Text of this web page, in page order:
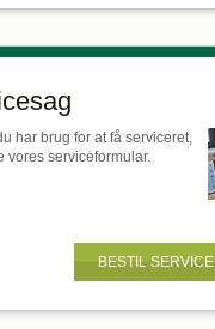
har brug for at få serviceret,
vores serviceformular.
BESTIL SERVICE